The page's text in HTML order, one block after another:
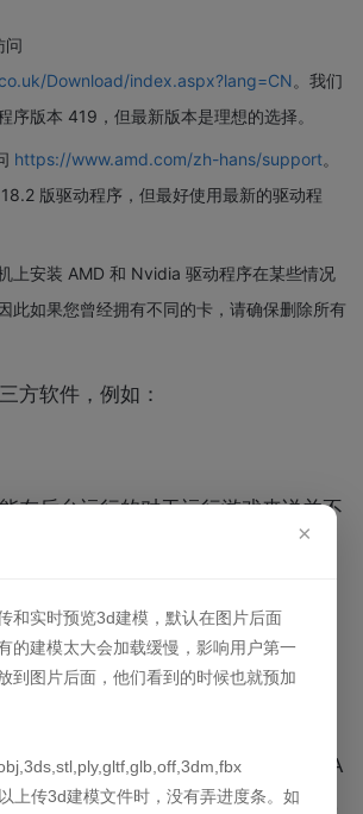
问
Download/index.aspx?lang=CN。我们
序版本 419，但最新版本是理想的选择。
https://www.amd.com/zh-hans/support。
版驱动程序，但最好使用最新的驱动程
上安装 AMD 和 Nvidia 驱动程序在某些情况
此如果您曾经拥有不同的卡，请确保删除所有
方软件，例如：
在后台运行的对于运行游戏来说并不
在某些情况下，已知外部软件会导
如：
文件，这些文件可以在以下目
请注意，执行此操作后，下次加载
×
和实时预览3d建模，默认在图片后面
的建模太大会加载缓慢，影响用户第一
到图片后面，他们看到的时候也就预加
上传3d建模文件时，没有弄进度条。如